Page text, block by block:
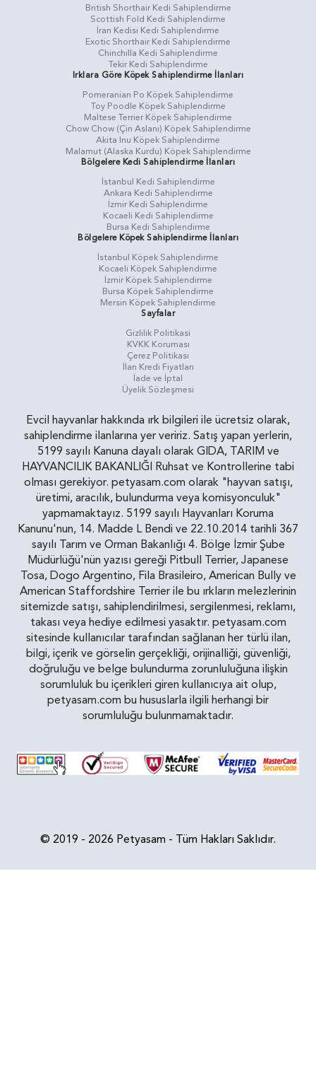
British Shorthair Kedi Sahiplendirme
Scottish Fold Kedi Sahiplendirme
İran Kedisi Kedi Sahiplendirme
Exotic Shorthair Kedi Sahiplendirme
Chinchilla Kedi Sahiplendirme
Tekir Kedi Sahiplendirme
Irklara Göre Köpek Sahiplendirme İlanları
Pomeranian Po Köpek Sahiplendirme
Toy Poodle Köpek Sahiplendirme
Maltese Terrier Köpek Sahiplendirme
Chow Chow (Çin Aslanı) Köpek Sahiplendirme
Akita Inu Köpek Sahiplendirme
Malamut (Alaska Kurdu) Köpek Sahiplendirme
Bölgelere Kedi Sahiplendirme İlanları
İstanbul Kedi Sahiplendirme
Ankara Kedi Sahiplendirme
İzmir Kedi Sahiplendirme
Kocaeli Kedi Sahiplendirme
Bursa Kedi Sahiplendirme
Bölgelere Köpek Sahiplendirme İlanları
İstanbul Köpek Sahiplendirme
Kocaeli Köpek Sahiplendirme
İzmir Köpek Sahiplendirme
Bursa Köpek Sahiplendirme
Mersin Köpek Sahiplendirme
Sayfalar
Gizlilik Politikasi
KVKK Koruması
Çerez Politikası
İlan Kredi Fiyatları
İade ve İptal
Üyelik Sözleşmesi
Evcil hayvanlar hakkında ırk bilgileri ile ücretsiz olarak,
sahiplendirme ilanlarına yer veririz. Satış yapan yerlerin,
5199 sayılı Kanuna dayalı olarak GIDA, TARIM ve
HAYVANCILIK BAKANLIĞI Ruhsat ve Kontrollerine tabi
olması gerekiyor. petyasam.com olarak "hayvan satışı,
üretimi, aracılık, bulundurma veya komisyonculuk"
yapmamaktayız. 5199 sayılı Hayvanları Koruma
Kanunu'nun, 14. Madde L Bendi ve 22.10.2014 tarihli 367
sayılı Tarım ve Orman Bakanlığı 4. Bölge İzmir Şube
Müdürlüğü'nün yazısı gereği Pitbull Terrier, Japanese
Tosa, Dogo Argentino, Fila Brasileiro, American Bully ve
American Staffordshire Terrier ile bu ırkların melezlerinin
sitemizde satışı, sahiplendirilmesi, sergilenmesi, reklamı,
takası veya hediye edilmesi yasaktır. petyasam.com
sitesinde kullanıcılar tarafından sağlanan her türlü ilan,
bilgi, içerik ve görselin gerçekliği, orijinalliği, güvenliği,
doğruluğu ve belge bulundurma zorunluluğuna ilişkin
sorumluluk bu içerikleri giren kullanıcıya ait olup,
petyasam.com bu hususlarla ilgili herhangi bir
sorumluluğu bulunmamaktadır.
© 2019 - 2026 Petyasam - Tüm Hakları Saklıdır.